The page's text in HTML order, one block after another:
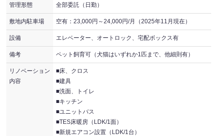
管理形態 全部委託（日勤）
敷地内駐車場 空有：23,000円～24,000円/月（2025年11月現在）
設備 エレベーター、オートロック、宅配ボックス有
備考 ペット飼育可（犬猫はいずれか1匹まで、他細則有）
リノベーション
内容
■床、クロス
■建具
■洗面、トイレ
■キッチン
■ユニットバス
■TES床暖房（LDK/1面）
■新規エアコン設置（LDK/1台）